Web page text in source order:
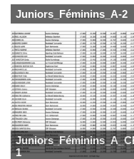
Juniors_Féminins_A-2
1